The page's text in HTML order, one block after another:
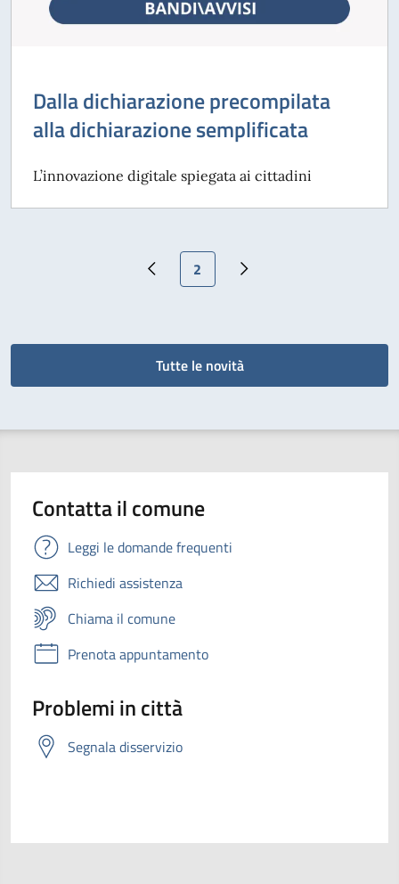
Dalla dichiarazione precompilata
alla dichiarazione semplificata
L’innovazione digitale spiegata ai cittadini
Pagina precedente
Pagina attuale
2 Pagina successiva
Tutte le novità
Contatta il comune
Leggi le domande frequenti
Richiedi assistenza
Chiama il comune
Prenota appuntamento
Problemi in città
Segnala disservizio